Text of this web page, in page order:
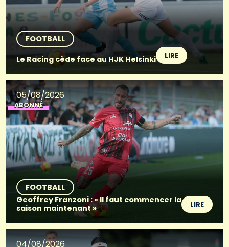
FOOTBALL
Le Racing cède face au HJK Helsinki
LIRE
05/08/2026
ABONNÉ
FOOTBALL
Geoffrey Franzoni : « Il faut commencer la
saison maintenant »
LIRE
04/08/2026